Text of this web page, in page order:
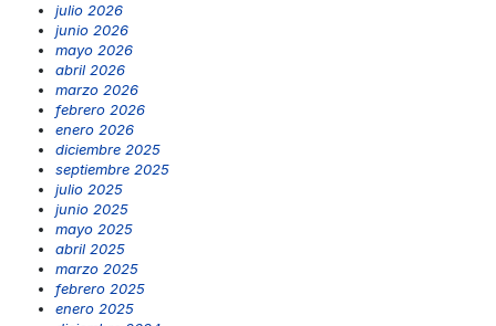
julio 2026
junio 2026
mayo 2026
abril 2026
marzo 2026
febrero 2026
enero 2026
diciembre 2025
septiembre 2025
julio 2025
junio 2025
mayo 2025
abril 2025
marzo 2025
febrero 2025
enero 2025